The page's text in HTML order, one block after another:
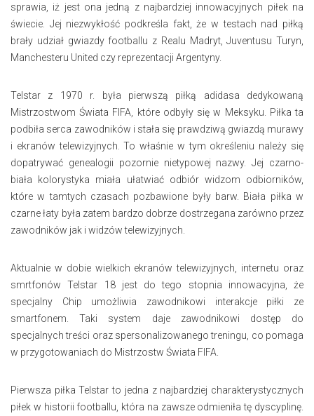
sprawia, iż jest ona jedną z najbardziej innowacyjnych piłek na
świecie. Jej niezwykłość podkreśla fakt, że w testach nad piłką
brały udział gwiazdy footballu z Realu Madryt, Juventusu Turyn,
Manchesteru United czy reprezentacji Argentyny.
Telstar z 1970 r. była pierwszą piłką adidasa dedykowaną
Mistrzostwom Świata FIFA, które odbyły się w Meksyku. Piłka ta
podbiła serca zawodników i stała się prawdziwą gwiazdą murawy
i ekranów telewizyjnych. To właśnie w tym określeniu należy się
dopatrywać genealogii pozornie nietypowej nazwy. Jej czarno-
biała kolorystyka miała ułatwiać odbiór widzom odbiorników,
które w tamtych czasach pozbawione były barw. Biała piłka w
czarne łaty była zatem bardzo dobrze dostrzegana zarówno przez
zawodników jak i widzów telewizyjnych.
Aktualnie w dobie wielkich ekranów telewizyjnych, internetu oraz
smrtfonów Telstar 18 jest do tego stopnia innowacyjna, że
specjalny Chip umożliwia zawodnikowi interakcje piłki ze
smartfonem. Taki system daje zawodnikowi dostęp do
specjalnych treści oraz spersonalizowanego treningu, co pomaga
w przygotowaniach do Mistrzostw Świata FIFA.
Pierwsza piłka Telstar to jedna z najbardziej charakterystycznych
piłek w historii footballu, która na zawsze odmieniła tę dyscyplinę.